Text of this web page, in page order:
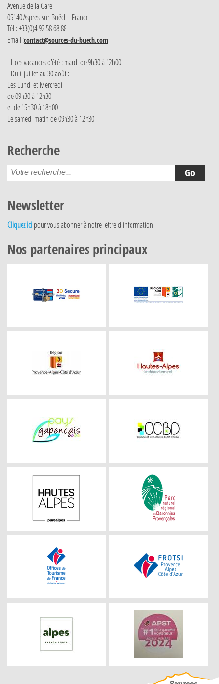
Avenue de la Gare
05140 Aspres-sur-Buëch - France
Tél : +33(0)4 92 58 68 88
Email :contact@sources-du-buech.com
- Hors vacances d'été : mardi de 9h30 à 12h00
- Du 6 juillet au 30 août :
Les Lundi et Mercredi
de 09h30 à 12h30
et de 15h30 à 18h00
Le samedi matin de 09h30 à 12h30
Recherche
Newsletter
Cliquez ici pour vous abonner à notre lettre d'information
Nos partenaires principaux